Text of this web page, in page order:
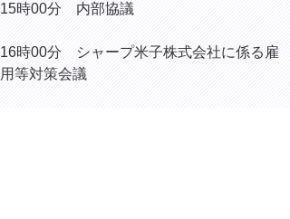
15時00分 内部協議
16時00分 シャープ米子株式会社に係る雇
用等対策会議